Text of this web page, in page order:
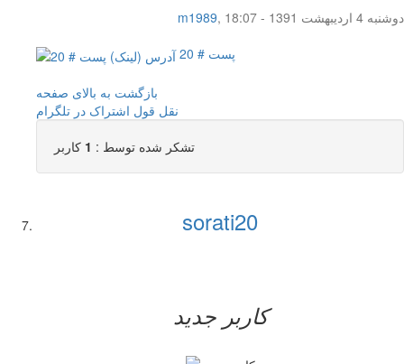
m1989,
دوشنبه 4 اردیبهشت 1391 - 18:07
پست # 20
بازگشت به بالای صفحه
نقل قول اشتراک در تلگرام
تشکر شده توسط : 1 کاربر
sorati20
کاربر جدید